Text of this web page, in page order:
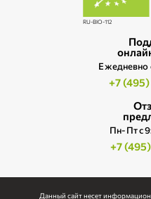
RU-BIO-112
Ежедневно
+7
Пн-Пт с
+7
Данный сайт несет